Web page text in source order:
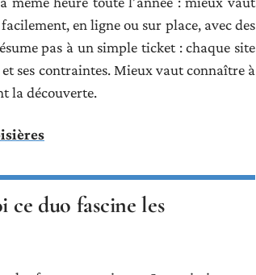
en ligne ou sur place, avec des
pas à un simple ticket : chaque site
ses contraintes. Mieux vaut connaître à
la découverte.
duo fascine les